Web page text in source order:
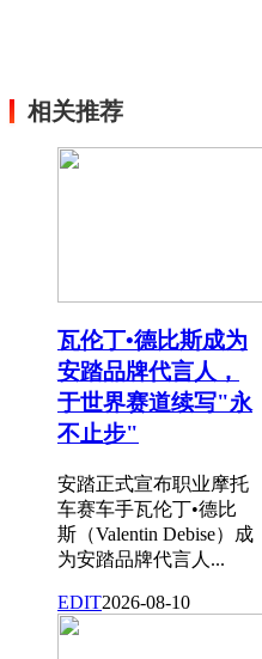
相关推荐
瓦伦丁•德比斯成为
安踏品牌代言人，
于世界赛道续写"永
不止步"
安踏正式宣布职业摩托
车赛车手瓦伦丁•德比
斯（Valentin Debise）成
为安踏品牌代言人...
EDIT2026-08-10